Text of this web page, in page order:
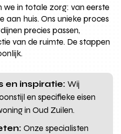
we in totale zorg: van eerste
huis. Ons unieke proces
precies passen,
van de ruimte. De stappen
en inspiratie: Wij
en specifieke eisen
in Oud Zuilen.
Onze specialisten